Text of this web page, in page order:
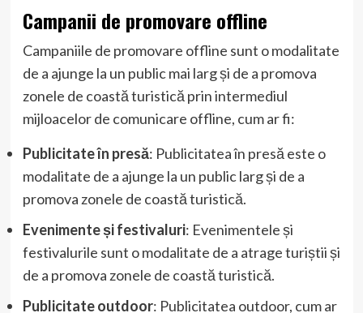
Campanii de promovare offline
Campaniile de promovare offline sunt o modalitate
de a ajunge la un public mai larg și de a promova
zonele de coastă turistică prin intermediul
mijloacelor de comunicare offline, cum ar fi:
Publicitate în presă: Publicitatea în presă este o
modalitate de a ajunge la un public larg și de a
promova zonele de coastă turistică.
Evenimente și festivaluri: Evenimentele și
festivalurile sunt o modalitate de a atrage turiștii și
de a promova zonele de coastă turistică.
Publicitate outdoor: Publicitatea outdoor, cum ar